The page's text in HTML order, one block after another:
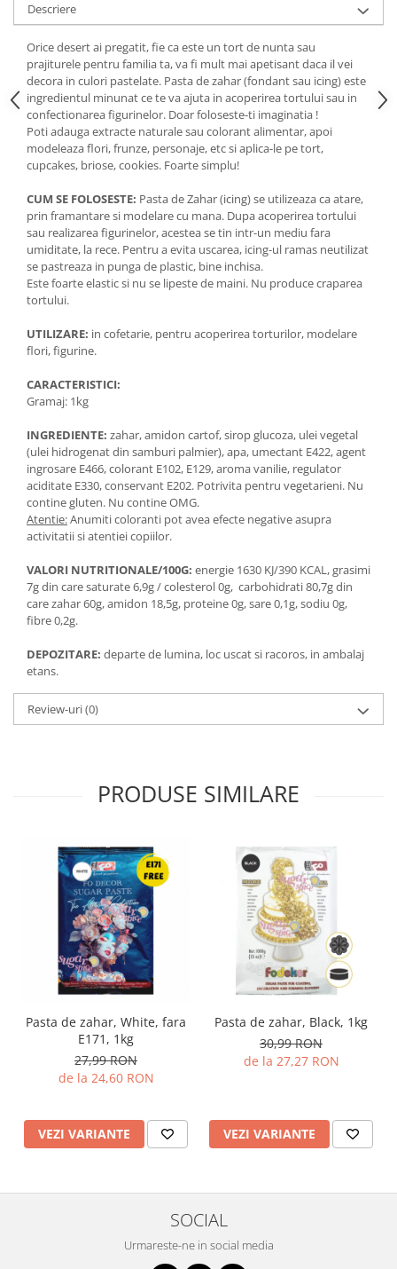
Descriere
Orice desert ai pregatit, fie ca este un tort de nunta sau
prajiturele pentru familia ta, va fi mult mai apetisant daca il vei
decora in culori pastelate. Pasta de zahar (fondant sau icing) este
ingredientul minunat ce te va ajuta in acoperirea tortului sau in
confectionarea figurinelor. Doar foloseste-ti imaginatia !
Poti adauga extracte naturale sau colorant alimentar, apoi
modeleaza flori, frunze, personaje, etc si aplica-le pe tort,
cupcakes, briose, cookies. Foarte simplu!
CUM SE FOLOSESTE: Pasta de Zahar (icing) se utilizeaza ca atare,
prin framantare si modelare cu mana. Dupa acoperirea tortului
sau realizarea figurinelor, acestea se tin intr-un mediu fara
umiditate, la rece. Pentru a evita uscarea, icing-ul ramas neutilizat
se pastreaza in punga de plastic, bine inchisa.
Este foarte elastic si nu se lipeste de maini. Nu produce craparea
tortului.
UTILIZARE: in cofetarie, pentru acoperirea torturilor, modelare
flori, figurine.
CARACTERISTICI:
Gramaj: 1kg
INGREDIENTE: zahar, amidon cartof, sirop glucoza, ulei vegetal
(ulei hidrogenat din samburi palmier), apa, umectant E422, agent
ingrosare E466, colorant E102, E129, aroma vanilie, regulator
aciditate E330, conservant E202. Potrivita pentru vegetarieni. Nu
contine gluten. Nu contine OMG.
Atentie:Anumiti coloranti pot avea efecte negative asupra
activitatii si atentiei copiilor.
VALORI NUTRITIONALE/100G: energie 1630 KJ/390 KCAL, grasimi
7g din care saturate 6,9g / colesterol 0g, carbohidrati 80,7g din
care zahar 60g, amidon 18,5g, proteine 0g, sare 0,1g, sodiu 0g,
fibre 0,2g.
DEPOZITARE: departe de lumina, loc uscat si racoros, in ambalaj
etans.
Review-uri(0)
PRODUSE SIMILARE
Pasta de zahar, White, fara
E171, 1kg
27,99 RON
de la 24,60 RON
VEZI VARIANTE
Pasta de zahar, Black, 1kg
30,99 RON
de la 27,27 RON
VEZI VARIANTE
SOCIAL
Urmareste-ne in social media